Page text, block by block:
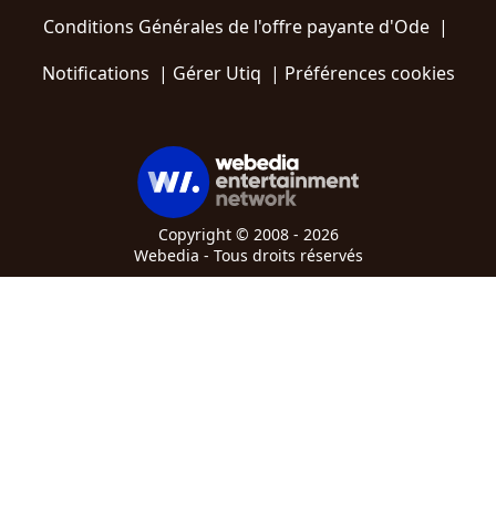
Conditions Générales de l'offre payante d'Ode |
Notifications | Gérer Utiq | Préférences cookies
Copyright © 2008 - 2026
Webedia - Tous droits réservés